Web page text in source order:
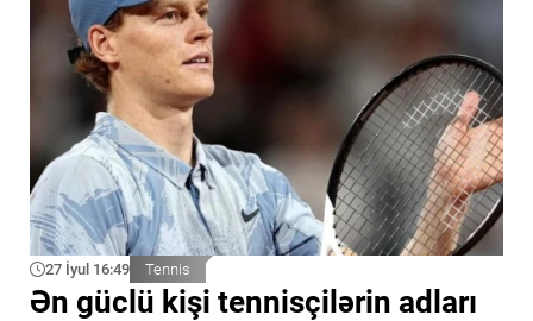
27 İyul 16:49 Tennis
Ən güclü kişi tennisçilərin adları